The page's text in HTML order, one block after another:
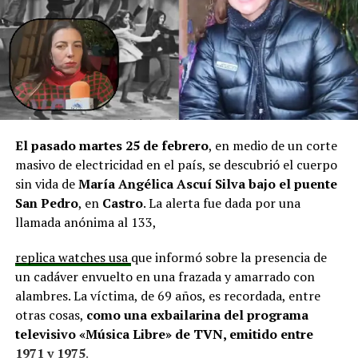
aprobadas que aún esperan financiamiento, como la
infraestructura del Club Deportivo Bernardo O’Higgins
y el cierre perimetral del Club Deportivo Aucar, obras
fundamentales para el desarrollo comunitario.
El alcalde de Quemchi, Javier Ugarte, expresó una
situación similar, señalando que en su comuna tienen
proyectos elegibles tanto en PMU como en PMB, pero
que hasta la fecha no han recibido respuesta clara sobre
si se entregarán los recursos.“Preocupa esta situación,
estos son proyectos que vienen trabajándose desde
hace tiempo y que hoy están en riesgo por la falta de
En la comuna deCuraco de Vélez, la alcaldesa Javiera
Yáñezindicó que históricamente la Subdere ha apoyado
a los municipios en diversos proyectos y que confía en
que durante el año se asignen nuevos recursos, aunque
reconoció una disminución evidente en comparación
El pasado martes 25 de febrero, en medio de un corte
masivo de electricidad en el país, se descubrió el cuerpo
sin vida deMaría Angélica Ascuí Silvabajo el puente
San Pedro, en Castro. La alerta fue dada por una
llamada anónima al 133,
replica watches usa que informó sobre la presencia de
un cadáver envuelto en una frazada y amarrado con
alambres. La víctima, de 69 años, es recordada, entre
otras cosas, como una exbailarina del programa
televisivo «Música Libre» de TVN, emitido entre
1971 y 1975.